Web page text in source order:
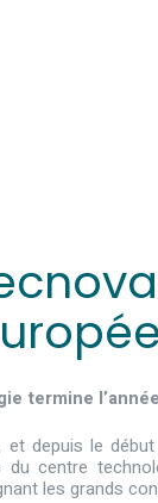
termine
et depuis le
du centre
les grands